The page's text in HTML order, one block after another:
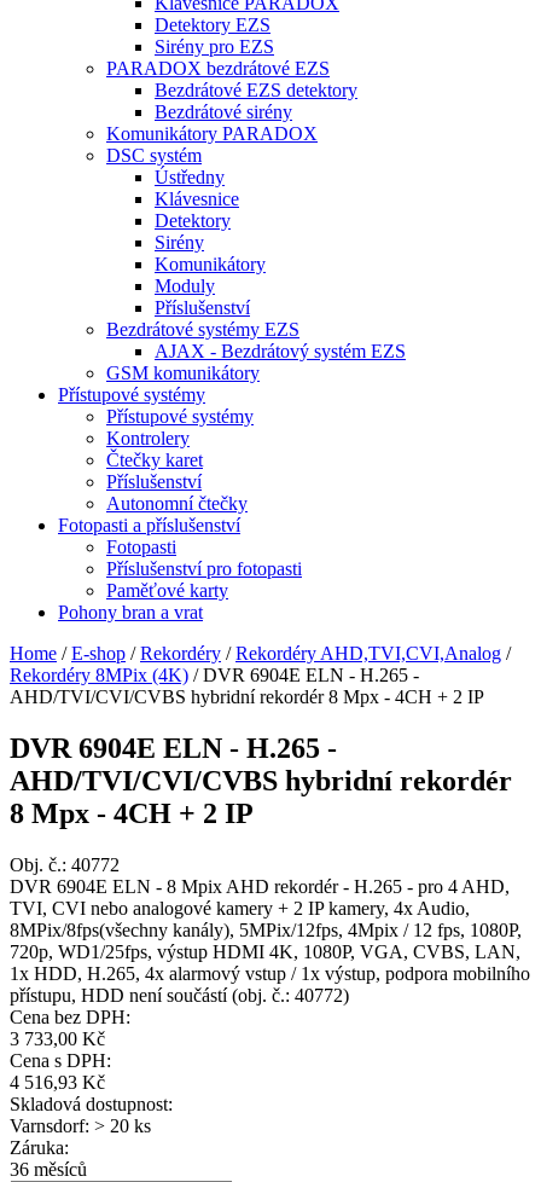
Detektory EZS
Sirény pro EZS
PARADOX bezdrátové EZS
Bezdrátové EZS detektory
Bezdrátové sirény
Komunikátory PARADOX
DSC systém
Ústředny
Klávesnice
Detektory
Sirény
Komunikátory
Moduly
Příslušenství
Bezdrátové systémy EZS
AJAX - Bezdrátový systém EZS
GSM komunikátory
Přístupové systémy
Přístupové systémy
Kontrolery
Čtečky karet
Příslušenství
Autonomní čtečky
Fotopasti a příslušenství
Fotopasti
Příslušenství pro fotopasti
Paměťové karty
Pohony bran a vrat
Home / E-shop / Rekordéry / Rekordéry AHD,TVI,CVI,Analog /
Rekordéry 8MPix (4K) /DVR 6904E ELN - H.265 -
AHD/TVI/CVI/CVBS hybridní rekordér 8 Mpx - 4CH + 2 IP
DVR 6904E ELN - H.265 -
AHD/TVI/CVI/CVBS hybridní rekordér
8 Mpx - 4CH + 2 IP
Obj. č.: 40772
DVR 6904E ELN - 8 Mpix AHD rekordér - H.265 - pro 4 AHD,
TVI, CVI nebo analogové kamery + 2 IP kamery, 4x Audio,
8MPix/8fps(všechny kanály), 5MPix/12fps, 4Mpix / 12 fps, 1080P,
720p, WD1/25fps, výstup HDMI 4K, 1080P, VGA, CVBS, LAN,
1x HDD, H.265, 4x alarmový vstup / 1x výstup, podpora mobilního
přístupu, HDD není součástí (obj. č.: 40772)
Cena bez DPH:
3 733,00 Kč
Cena s DPH:
4 516,93 Kč
Skladová dostupnost:
Varnsdorf: > 20 ks
Záruka:
36 měsíců